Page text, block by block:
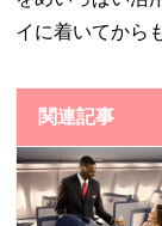
イに着いてから
関連記事